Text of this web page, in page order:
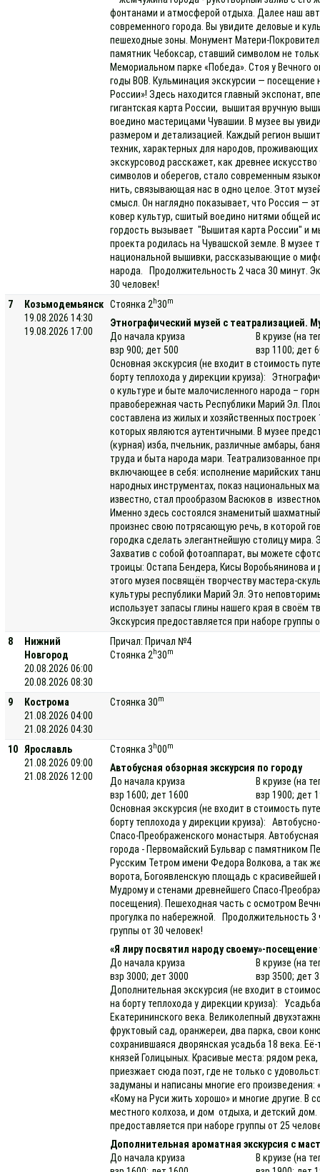
фонтанами и атмосферой отдыха. Далее наш
современного города. Вы увидите деловые и
пешеходные зоны. Монумент Матери-
памятник Чебоксар, ставший символом не
Мемориальном парке «Победа». Стоя у Вечного
годы ВОВ. Кульминация экскурсии — посещение
России»! Здесь находится главный экспонат,
гигантская карта России, вышитая вручную
воедино мастерицами Чувашии. В музее вы
размером и детализацией. Каждый регион
техник, характерных для народов,
экскурсовод расскажет, как древнее
символов и оберегов, стало современным
нить, связывающая нас в одно целое. Этот
смысл. Он наглядно показывает, что Россия —
ковер культур, сшитый воедино нитями общей
гордость вызывает "Вышитая карта России" и
проекта родилась на Чувашской земле. В
национальной вышивки, рассказывающие о
народа. Продолжительность 2 часа 30 минут.
30 человек!
7
Козьмодемьянск
19.08.2026 14:30
19.08.2026 17:00
Стоянка 2 h30m
Этнографический музей с театрализацией.
До начала круиза
взр 900; дет 500
В круизе (на
взр 1100; дет
Основная экскурсия (не входит в стоимость
борту теплохода у дирекции круиза):
о культуре и быте малочисленного народа –
правобережная часть Республики Марий Эл.
составлена из жилых и хозяйственных
которых являются аутентичными. В музее
(курная) изба, пчельник, различные амбары,
труда и быта народа мари. Театрализованное
включающее в себя: исполнение марийских
народных инструментах, показ национальных
известно, стал прообразом Васюков в
Именно здесь состоялся знаменитый
произнес свою потрясающую речь, в которой
городка сделать элегантнейшую столицу
Захватив с собой фотоаппарат, вы можете
троицы: Остапа Бендера, Кисы Воробьянинова
этого музея посвящён творчеству мастера-
культуры республики Марий Эл. Это
использует запасы глины нашего края в своём
Экскурсия предоставляется при наборе группы
8
Нижний
Новгород
20.08.2026 06:00
20.08.2026 08:30
Причал: Причал №4
Стоянка 2 h30m
9
Кострома
21.08.2026 04:00
21.08.2026 04:30
Стоянка 30m
10
Ярославль
21.08.2026 09:00
21.08.2026 12:00
Стоянка 3 h00m
Автобусная обзорная экскурсия по городу
До начала круиза
взр 1600; дет 1600
В круизе (на
взр 1900; дет
Основная экскурсия (не входит в стоимость
борту теплохода у дирекции круиза):
Спасо-Преображенского монастыря.
города - Первомайский Бульвар с памятником
Русским Тетром имени Федора Волкова, а так
ворота, Богоявленскую площадь с
Мудрому и стенами древнейшего Спасо-
посещения). Пешеходная часть с осмотром
прогулка по набережной. Продолжительность
группы от 30 человек!
«Я лиру посвятил народу своему»-
До начала круиза
взр 3000; дет 3000
В круизе (на
взр 3500; дет
Дополнительная экскурсия (не входит в
на борту теплохода у дирекции круиза):
Екатерининского века. Великолепный
фруктовый сад, оранжереи, два парка, свои
сохранившаяся дворянская усадьба 18 века.
князей Голицыных. Красивые места: рядом
приезжает сюда поэт, где не только с
задуманы и написаны многие его
«Кому на Руси жить хорошо» и многие другие. В
местного колхоза, и дом отдыха, и детский
предоставляется при наборе группы от 25
Дополнительная ароматная экскурсия с
До начала круиза
В круизе (на